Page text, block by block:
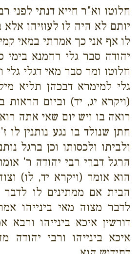
חלוטו וא"ר חייא דנתי לפני
יותם לא היה לו לעוזיהו
לו אף אני כך אמרתי במאי
יהודה סבר גלי רחמנא בימי
חלוטו ומר סבר מאי דגלי גלי
גלי למימרא דבכהן תליא
(ויקרא יג, יד) וביום
רואה בו ויש יום שאי אתה
חתן שנולד בו נגע נותנין
ולביתו ולכסותו וכן ברגל
הרגל דברי רבי יהודה ר'
הוא אומר (ויקרא יד, לו)
הבית אם ממתינים לו
לדבר מצוה מאי בינייהו
דורשין איכא בינייהו
איכא בינייהו ורבי יהודה